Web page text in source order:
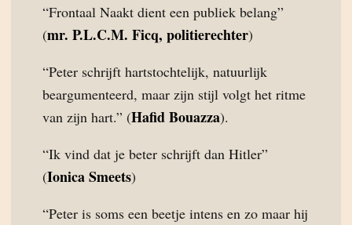
“Frontaal Naakt dient een publiek belang”
(mr. P.L.C.M. Ficq, politierechter)
“Peter schrijft hartstochtelijk, natuurlijk
beargumenteerd, maar zijn stijl volgt het ritme
van zijn hart.” (Hafid Bouazza).
“Ik vind dat je beter schrijft dan Hitler”
(Ionica Smeets)
“Peter is soms een beetje intens en zo maar hij